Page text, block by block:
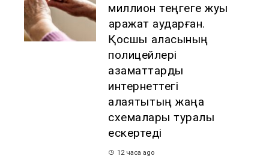
миллион теңгеге жуық
қаражат аударған.
Қосшы қаласының
полицейлері
азаматтарды
интернеттегі
алаяқтықтың жаңа
схемалары туралы
ескертеді
12 часа ago